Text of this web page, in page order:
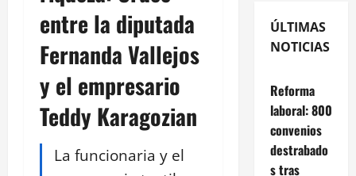
entre la diputada
Fernanda Vallejos
y el empresario
Teddy Karagozian
La funcionaria y el
ÚLTIMAS
NOTICIAS
Reforma
laboral: 800
convenios
destrabado
s tras